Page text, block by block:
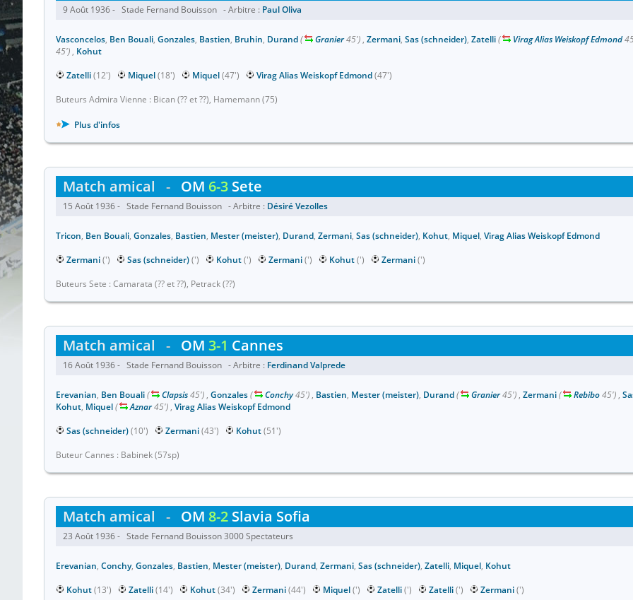
9 Août 1936 - Stade Fernand Bouisson - Arbitre : Paul Oliva
Vasconcelos, Ben Bouali, Gonzales, Bastien, Bruhin, Durand( Granier45') , Zermani, Sas (schneider), Zatelli( Virag Alias Weiskopf Edmond
45') , Kohut
Zatelli(12') Miquel(18') Miquel(47') Virag Alias Weiskopf Edmond(47')
Buteurs Admira Vienne : Bican (?? et ??), Hamemann (75)
Plus d'infos
Match amical - OM 6-3 Sete
15 Août 1936 - Stade Fernand Bouisson - Arbitre : Désiré Vezolles
Tricon, Ben Bouali, Gonzales, Bastien, Mester (meister), Durand, Zermani, Sas (schneider), Kohut, Miquel, Virag Alias Weiskopf Edmond
Zermani(') Sas (schneider)(') Kohut(') Zermani(') Kohut(') Zermani(')
Buteurs Sete : Camarata (?? et ??), Petrack (??)
Match amical - OM 3-1 Cannes
16 Août 1936 - Stade Fernand Bouisson - Arbitre : Ferdinand Valprede
Erevanian, Ben Bouali( Clapsis45') , Gonzales( Conchy45') , Bastien, Mester (meister), Durand( Granier45') , Zermani( Rebibo45') ,
Kohut, Miquel( Aznar45') , Virag Alias Weiskopf Edmond
Sas (schneider)(10') Zermani(43') Kohut(51')
Buteur Cannes : Babinek (57sp)
Match amical - OM 8-2 Slavia Sofia
23 Août 1936 - Stade Fernand Bouisson 3000 Spectateurs
Erevanian, Conchy, Gonzales, Bastien, Mester (meister), Durand, Zermani, Sas (schneider), Zatelli, Miquel, Kohut
Kohut(13') Zatelli(14') Kohut(34') Zermani(44') Miquel(') Zatelli(') Zatelli(') Zermani(')